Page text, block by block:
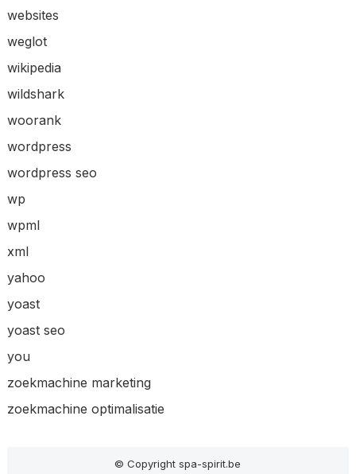
websites
weglot
wikipedia
wildshark
woorank
wordpress
wordpress seo
wp
wpml
xml
yahoo
yoast
yoast seo
you
zoekmachine marketing
zoekmachine optimalisatie
© Copyright spa-spirit.be